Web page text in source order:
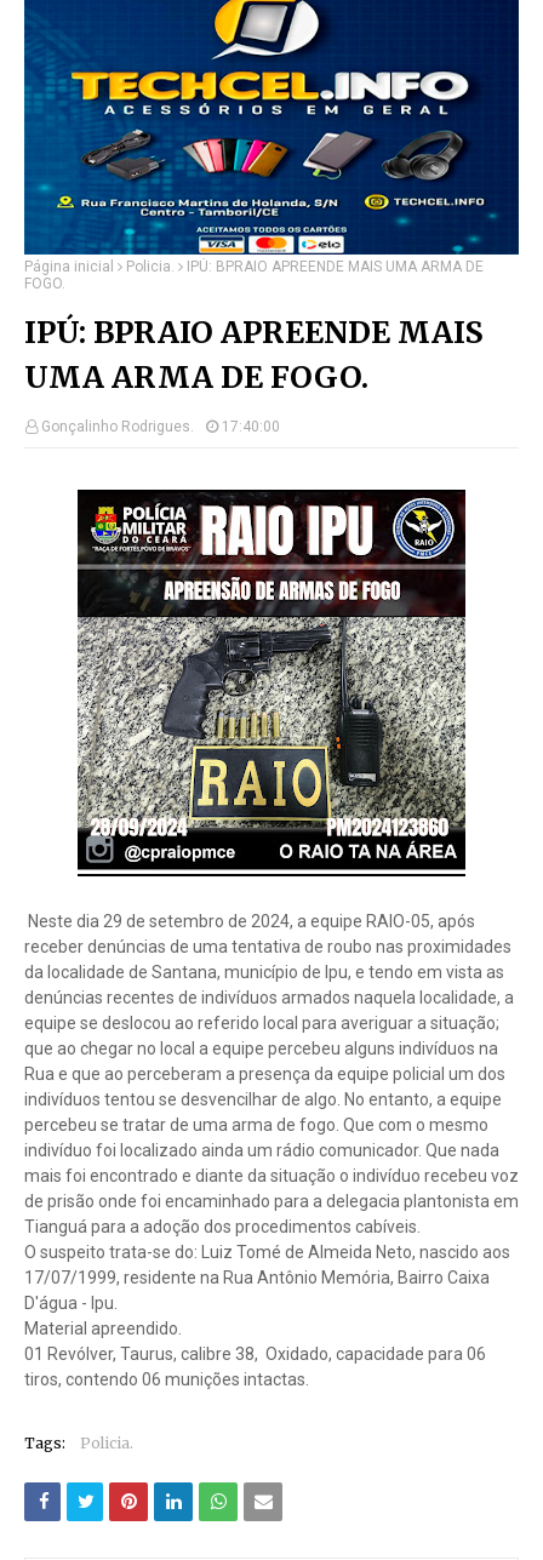
Página inicial Policia.
IPÚ: BPRAIO APREENDE MAIS UMA ARMA DE
FOGO.
IPÚ: BPRAIO APREENDE MAIS
UMA ARMA DE FOGO.
Gonçalinho Rodrigues. 17:40:00
Neste dia 29 de setembro de 2024, a equipe RAIO-05, após
receber denúncias de uma tentativa de roubo nas proximidades
da localidade de Santana, município de Ipu, e tendo em vista as
denúncias recentes de indivíduos armados naquela localidade, a
equipe se deslocou ao referido local para averiguar a situação;
que ao chegar no local a equipe percebeu alguns indivíduos na
Rua e que ao perceberam a presença da equipe policial um dos
indivíduos tentou se desvencilhar de algo. No entanto, a equipe
percebeu se tratar de uma arma de fogo. Que com o mesmo
indivíduo foi localizado ainda um rádio comunicador. Que nada
mais foi encontrado e diante da situação o indivíduo recebeu voz
de prisão onde foi encaminhado para a delegacia plantonista em
Tianguá para a adoção dos procedimentos cabíveis.
O suspeito trata-se do: Luiz Tomé de Almeida Neto, nascido aos
17/07/1999, residente na Rua Antônio Memória, Bairro Caixa
D'água - Ipu.
Material apreendido.
01 Revólver, Taurus, calibre 38, Oxidado, capacidade para 06
tiros, contendo 06 munições intactas.
Tags: Policia.